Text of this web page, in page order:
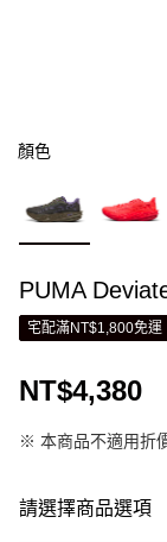
顏色
PUMA
宅配滿NT$1,800免運
NT$4,380
※ 本商品不適用折
請選擇商品選項